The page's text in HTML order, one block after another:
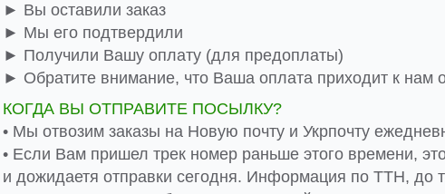
► Вы оставили заказ
► Мы его подтвердили
► Получили Вашу оплату (для предоплаты)
► Обратите внимание, что Ваша оплата приходит к нам
КОГДА ВЫ ОТПРАВИТЕ ПОСЫЛКУ?
• Мы отвозим заказы на Новую почту и Укрпочту
• Если Вам пришел трек номер раньше этого времени,
и дожидаетя отправки сегодня. Информация по ТТН, до